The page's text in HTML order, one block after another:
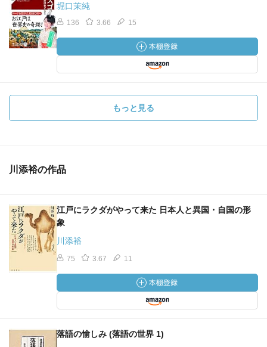
役割もあった。見世物はこれらの印刷物で宣伝されていた
のである。
ジャンル分け、カテゴリ分けというのは近代の産物で、近
代以前を考えるにはまず、それぞれの文脈の中で対象がど
大いに誤った見解をしてしまう。よくよく心得なければな
江戸の見世物は時代が変わって無くなったものもあるが、
らなりの文脈でもってそれら見世物を楽しんでいることに
堀口茉純
136 3.66 15
もっと見る
川添裕の作品
江戸にラクダがやって来た 日本人と異国・自国の形
象
川添裕
75 3.67 11
落語の愉しみ (落語の世界 1)